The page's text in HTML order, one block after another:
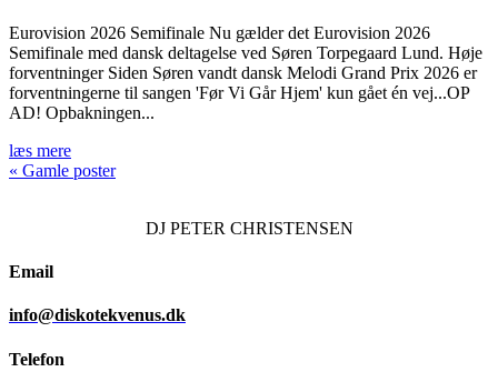
Eurovision 2026 Semifinale Nu gælder det Eurovision 2026
Semifinale med dansk deltagelse ved Søren Torpegaard Lund. Høje
forventninger Siden Søren vandt dansk Melodi Grand Prix 2026 er
forventningerne til sangen 'Før Vi Går Hjem' kun gået én vej...OP
AD! Opbakningen...
læs mere
« Gamle poster
DJPETER CHRISTENSEN
Email
info@diskotekvenus.dk
Telefon